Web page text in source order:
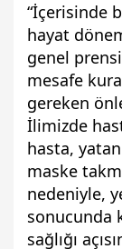
“İçerisinde
hayat
genel
mesafe
gereken
İlimizde
hasta,
maske
nedeniyle,
sonucunda
sağlığı